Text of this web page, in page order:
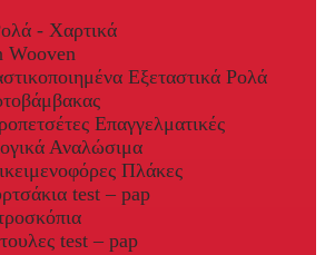
- Χαρτικά
Wooven
Εξεταστικά Ρολά
Επαγγελματικές
Αναλώσιμα
Πλάκες
test – pap
test – pap